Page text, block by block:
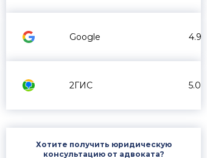
Google 4.9
2ГИС 5.0
Хотите получить юридическую
консультацию от адвоката?